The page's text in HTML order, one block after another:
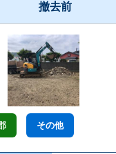
撤去前
その他